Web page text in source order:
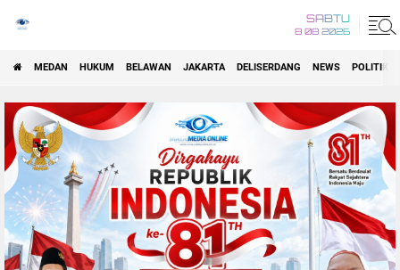
SABTU
8 08 2026
MEDAN HUKUM BELAWAN JAKARTA DELISERDANG NEWS POLITIK